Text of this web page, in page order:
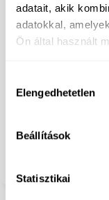
adatait, akik
adatokkal,
Ön által használt
kiválasztása
Elengedhetetlen
Beállítások
Statisztikai
keményítő
baromfi állati
E331,
töltött termék.